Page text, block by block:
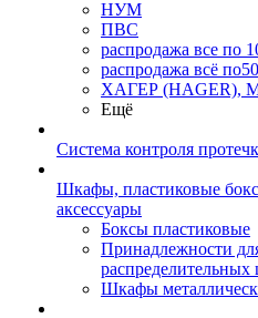
НУМ
ПВС
распродажа все по
распродажа всё по50
ХАГЕР (HAGER),
Ещё
Система контроля
Шкафы, пластиковые
аксессуары
Боксы пластиковые
Принадлежности
распределительных
Шкафы